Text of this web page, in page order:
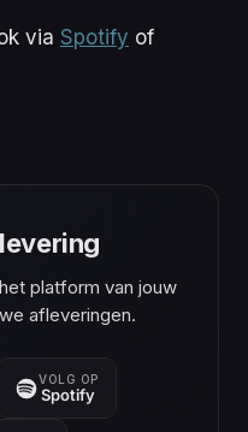
via Spotify of
platform van jouw
afleveringen.
VOLG OP
Spotify